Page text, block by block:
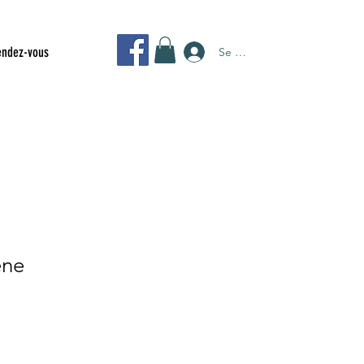
vous Se connecter